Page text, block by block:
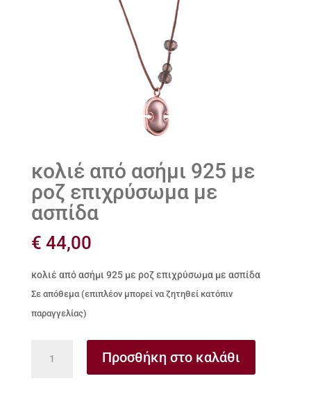
κολιέ από ασήμι 925 με
ροζ επιχρύσωμα με
ασπίδα
€ 44,00
κολιέ από ασήμι 925 με ροζ επιχρύσωμα με ασπίδα
Σε απόθεμα (επιπλέον μπορεί να ζητηθεί κατόπιν
παραγγελίας)
Προσθήκη στο καλάθι